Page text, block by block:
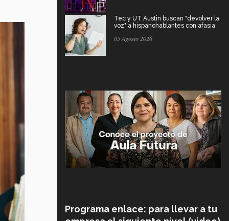
Tec y UT Austin buscan "devolver la
voz" a hispanohablantes con afasia
05 Agosto 2026
Programa enlace: para llevar a tu